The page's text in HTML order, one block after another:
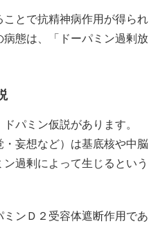
ことで抗精神病作用が得られ
態は、「ドーパミン過剰放
パミン仮説があります。
妄想など）は基底核や中脳
過剰によって生じるという
ンＤ２受容体遮断作用であ